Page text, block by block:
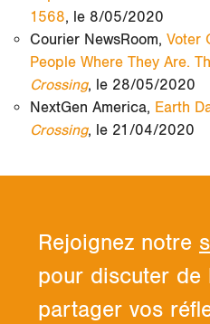
1568, le 8/05/2020
Courier NewsRoom, Voter
People Where They Are.
Crossing, le 28/05/2020
NextGen America, Earth
Crossing, le 21/04/2020
Rejoignez notre
pour discuter de
partager vos